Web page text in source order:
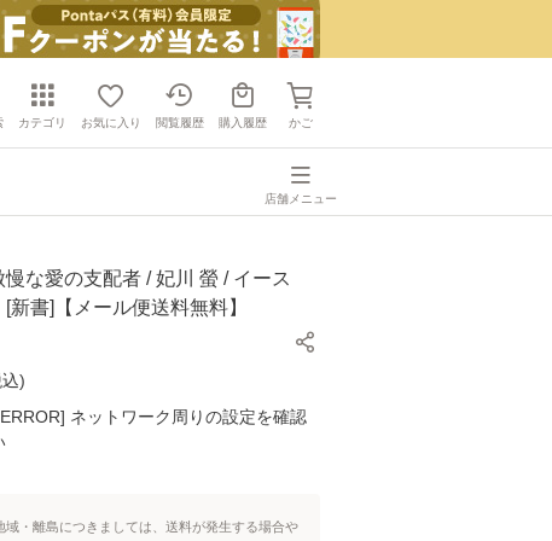
カテゴリ お気に入り 閲覧履歴 購入履歴 かご
店舗メニュー
慢な愛の支配者 / 妃川 螢 / イース
[新書]【メール便送料無料】
)
ネットワーク周りの設定を確認
・離島につきましては、送料が発生する場合や